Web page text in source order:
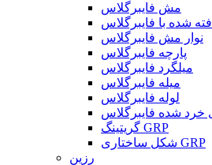
مش فایبرگلاس
شده با فایبرگلاس
نوار مش فایبرگلاس
پارچه فایبرگلاس
میلگرد فایبرگلاس
میله فایبرگلاس
لوله فایبرگلاس
خرد شده فایبرگلاس
گریتینگ GRP
شکل ساختاری GRP
رزین